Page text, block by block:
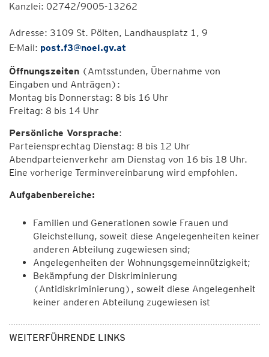
Kanzlei: 02742/9005-13262
Adresse: 3109 St. Pölten, Landhausplatz 1, 9
E-Mail: post.f3@noel.gv.at
Öffnungszeiten (Amtsstunden, Übernahme von
Eingaben und Anträgen):
Montag bis Donnerstag: 8 bis 16 Uhr
Freitag: 8 bis 14 Uhr
Persönliche Vorsprache:
Parteiensprechtag Dienstag: 8 bis 12 Uhr
Abendparteienverkehr am Dienstag von 16 bis 18 Uhr.
Eine vorherige Terminvereinbarung wird empfohlen.
Aufgabenbereiche:
Familien und Generationen sowie Frauen und
Gleichstellung, soweit diese Angelegenheiten keiner
anderen Abteilung zugewiesen sind;
Angelegenheiten der Wohnungsgemeinnützigkeit;
Bekämpfung der Diskriminierung
(Antidiskriminierung), soweit diese Angelegenheit
keiner anderen Abteilung zugewiesen ist
WEITERFÜHRENDE LINKS